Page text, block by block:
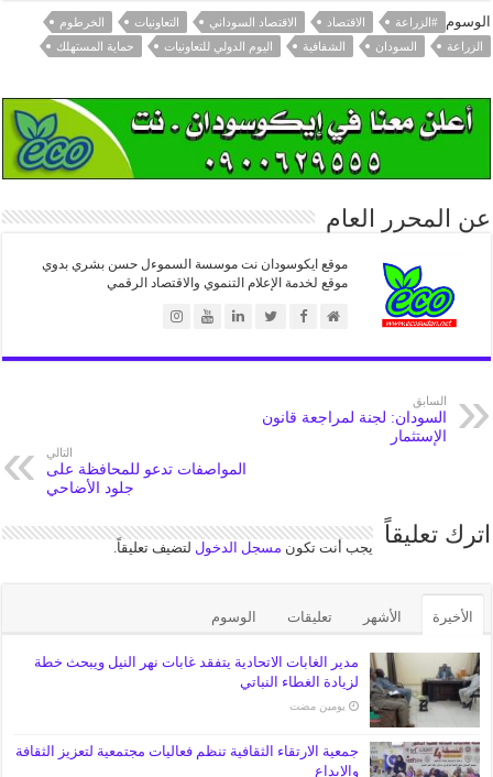
الوسوم #الزراعة الاقتصاد الاقتصاد السوداني التعاونيات
الخرطوم
الزراعة
السودان الشفافية اليوم الدولي للتعاونيات حماية المستهلك
عن المحرر العام
موقع ايكوسودان نت موسسة السموءل حسن بشري بدوي
موقع لخدمة الإعلام التنموي والاقتصاد الرقمي
السابق
السودان: لجنة لمراجعة قانون
الإستثمار
التالي
المواصفات تدعو للمحافظة على
جلود الأضاحي
اترك تعليقاً يجب أنت تكون مسجل الدخول لتضيف تعليقاً.
الأخيرة الأشهر تعليقات الوسوم
مدير الغابات الاتحادية يتفقد غابات نهر النيل ويبحث خطة
لزيادة الغطاء النباتي
‏يومين مضت
جمعية الارتقاء الثقافية تنظم فعاليات مجتمعية لتعزيز الثقافة
والإبداع